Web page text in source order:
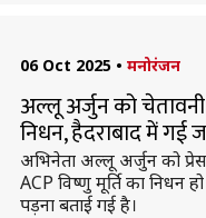
06 Oct 2025 • मनोरंजन
अल्लू अर्जुन को चेतावनी
निधन, हैदराबाद में गई
अभिनेता अल्लू अर्जुन को प्रेस
ACP विष्णु मूर्ति का निधन
पड़ना बताई गई है।